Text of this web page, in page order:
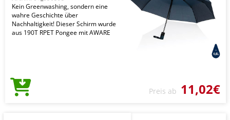
Kein Greenwashing, sondern eine
wahre Geschichte über
Nachhaltigkeit! Dieser Schirm wurde
aus 190T RPET Pongee mit AWARE
Preis ab 11,02€